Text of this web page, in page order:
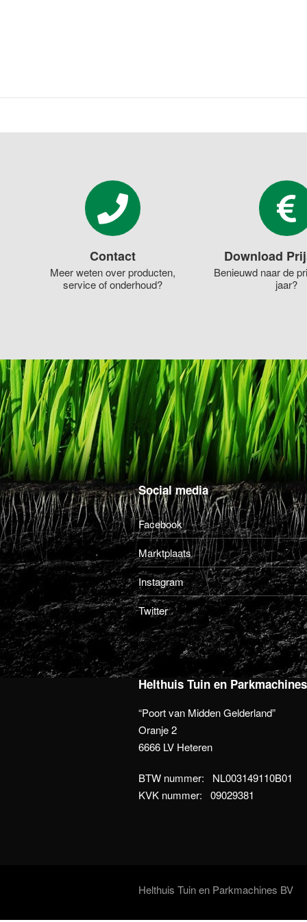
Contact
Meer weten over producten,
service of onderhoud?
Download
Benieuwd naar de
jaar?
Social media
Facebook
Marktplaats
Instagram
Twitter
Helthuis Tuin en
“Poort van Midden Gelderland”
Oranje 2
6666 LV Heteren
BTW nummer: NL003149110B01
KVK nummer: 09029381
Helthuis Tuin en Parkmachines BV